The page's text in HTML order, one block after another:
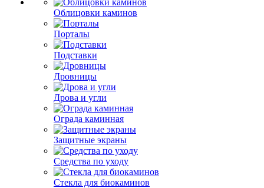
Облицовки каминов
Порталы
Подставки
Дровницы
Дрова и угли
Ограда каминная
Защитные экраны
Средства по уходу
Стекла для биокаминов